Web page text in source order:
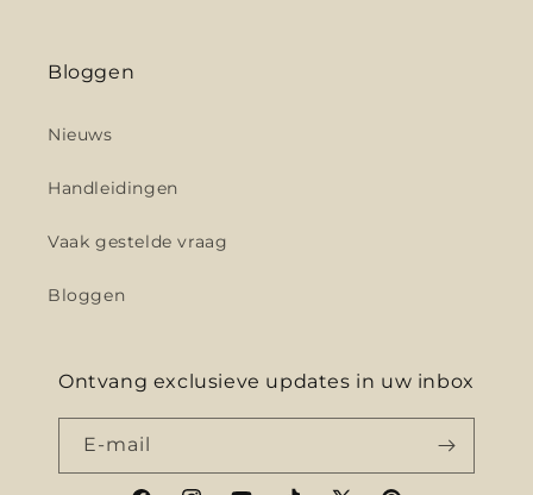
Bloggen
Nieuws
Handleidingen
Vaak gestelde vraag
Bloggen
Ontvang exclusieve updates in uw inbox
E‑mail